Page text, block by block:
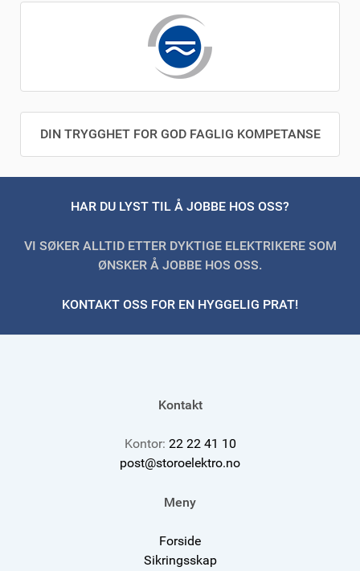
DIN TRYGGHET FOR GOD FAGLIG KOMPETANSE
HAR DU LYST TIL Å JOBBE HOS OSS?
VI SØKER ALLTID ETTER DYKTIGE ELEKTRIKERE SOM
ØNSKER Å JOBBE HOS OSS.
KONTAKT OSS FOR EN HYGGELIG PRAT!
Kontakt
Kontor: 22 22 41 10
post@storoelektro.no
Meny
Forside
Sikringsskap